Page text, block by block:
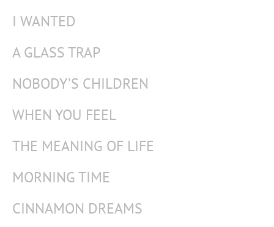
I WANTED
A GLASS TRAP
NOBODY’S CHILDREN
WHEN YOU FEEL
THE MEANING OF LIFE
MORNING TIME
CINNAMON DREAMS